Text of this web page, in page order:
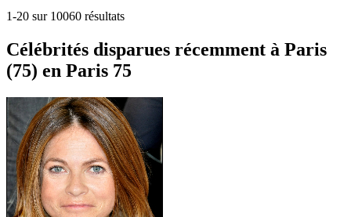
1-20 sur 10060 résultats
Célébrités disparues récemment à Paris
(75) en Paris 75